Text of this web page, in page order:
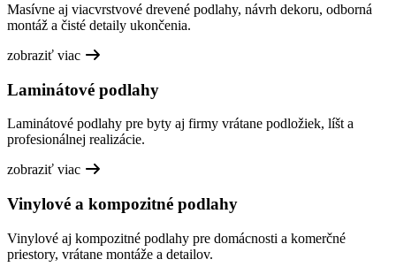
Masívne aj viacvrstvové drevené podlahy, návrh dekoru, odborná
montáž a čisté detaily ukončenia.
zobraziť viac
Laminátové podlahy
Laminátové podlahy pre byty aj firmy vrátane podložiek, líšt a
profesionálnej realizácie.
zobraziť viac
Vinylové a kompozitné podlahy
Vinylové aj kompozitné podlahy pre domácnosti a komerčné
priestory, vrátane montáže a detailov.